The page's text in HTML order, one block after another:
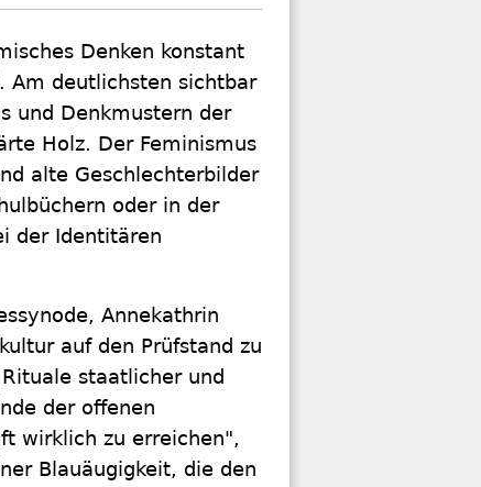
Denken konstant
Am deutlichsten sichtbar
und Denkmustern der
Holz. Der Feminismus
alte Geschlechterbilder
oder in der
der Identitären
Annekathrin
auf den Prüfstand zu
staatlicher und
der offenen
wirklich zu erreichen",
Blauäugigkeit, die den